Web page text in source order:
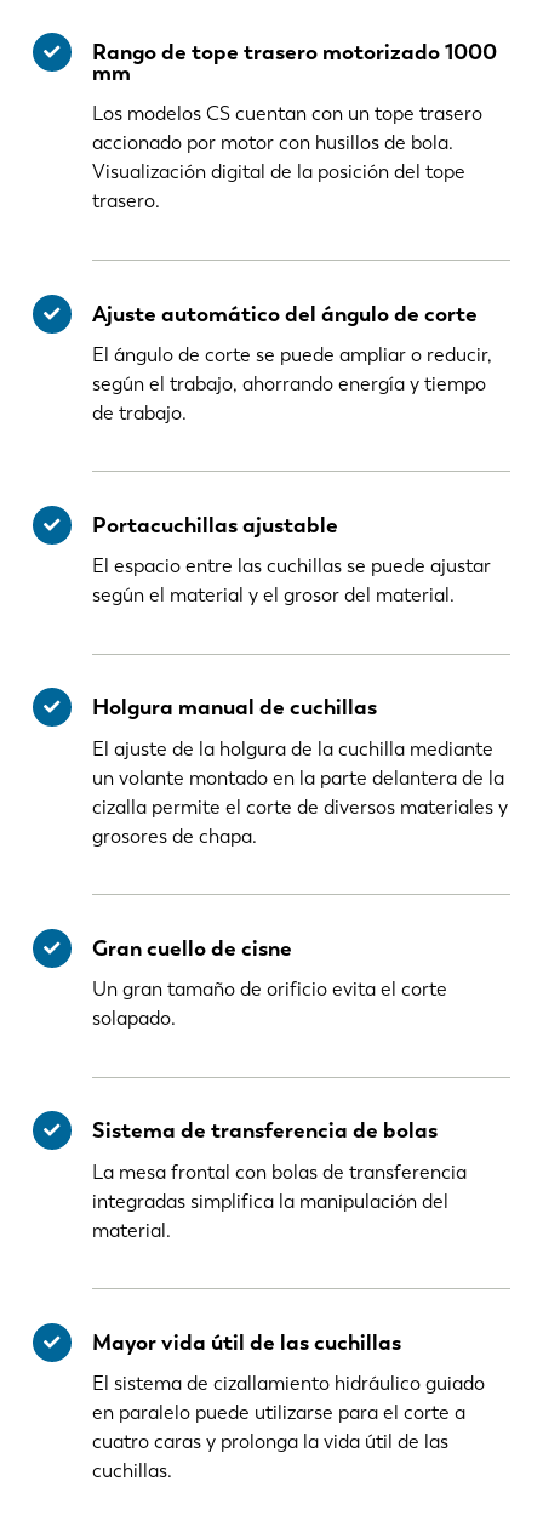
Rango de tope trasero motorizado 1000
mm
Los modelos CS cuentan con un tope trasero
accionado por motor con husillos de bola.
Visualización digital de la posición del tope
trasero.
Ajuste automático del ángulo de corte
El ángulo de corte se puede ampliar o reducir,
según el trabajo, ahorrando energía y tiempo
de trabajo.
Portacuchillas ajustable
El espacio entre las cuchillas se puede ajustar
según el material y el grosor del material.
Holgura manual de cuchillas
El ajuste de la holgura de la cuchilla mediante
un volante montado en la parte delantera de la
cizalla permite el corte de diversos materiales y
grosores de chapa.
Gran cuello de cisne
Un gran tamaño de orificio evita el corte
solapado.
Sistema de transferencia de bolas
La mesa frontal con bolas de transferencia
integradas simplifica la manipulación del
material.
Mayor vida útil de las cuchillas
El sistema de cizallamiento hidráulico guiado
en paralelo puede utilizarse para el corte a
cuatro caras y prolonga la vida útil de las
cuchillas.